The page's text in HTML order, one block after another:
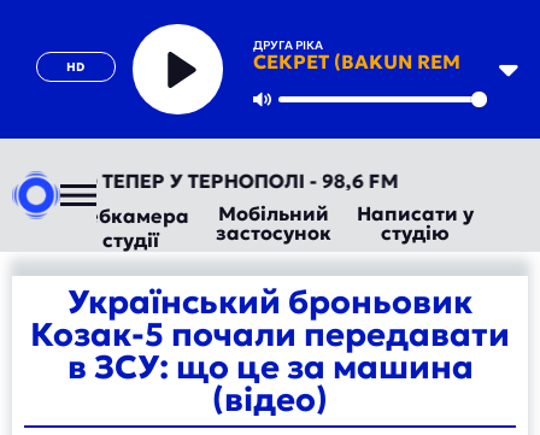
HD
ДРУГА РІКА
СЕКРЕТ (BAKUN REMIX)
Play
ТЕПЕР У ТЕРНОПОЛІ - 98,6 FM
Вебкамера
студії
Мобільний
застосунок
Написати у
студію
Український броньовик
Козак-5 почали передавати
в ЗСУ: що це за машина
(відео)